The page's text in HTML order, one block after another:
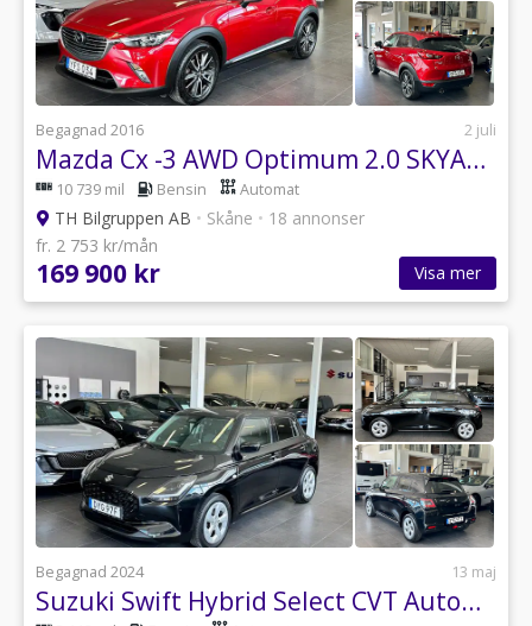
Begagnad 2016 2 juli
Mazda Cx -3 AWD Optimum 2.0 SKYACTIV-G 150hk - BOSE - V-Hjul Ingår
10 739 mil Bensin Automat
TH Bilgruppen AB • Skåne • 18 annonser
fr. 2 753 kr/mån
169 900 kr Visa mer
Begagnad 2024 13 maj
Suzuki Swift Hybrid Select CVT Automat / B-Kamera / V-Hjul Ingår